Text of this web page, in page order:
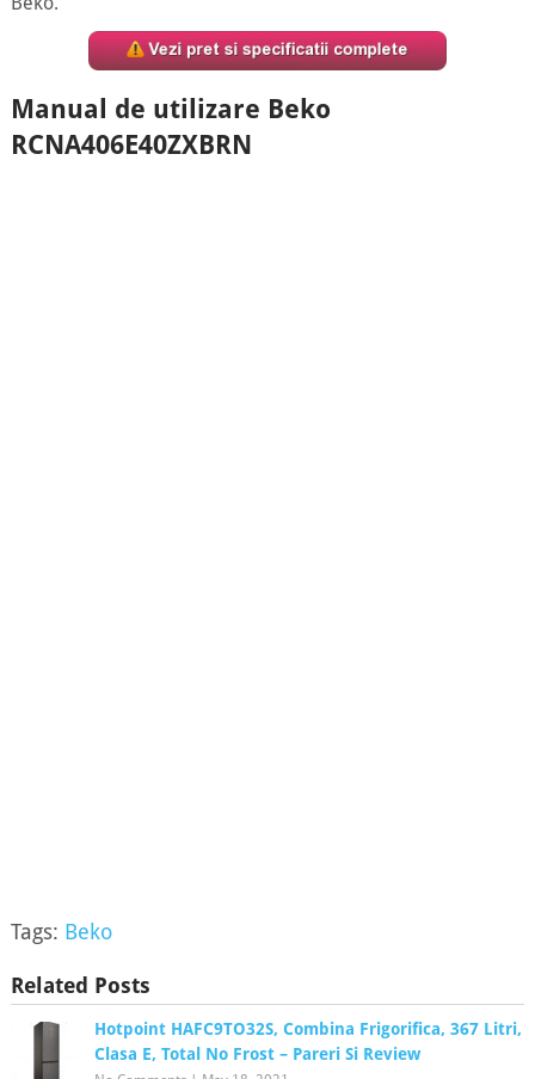
Manual de utilizare Beko
RCNA406E40ZXBRN
Tags: Beko
Related Posts
Hotpoint HAFC9TO32S, Combina Frigorifica, 367 Litri,
Clasa E, Total No Frost – Pareri Si Review